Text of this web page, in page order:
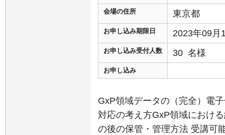
会場の住所 東京都
お申し込み期限日 2023年09月
お申し込み受付人数 30 名様
お申し込み
GxP領域データの（完全）電
対応の考え方GxP領域におけ
の後の保管・管理方法 受講可